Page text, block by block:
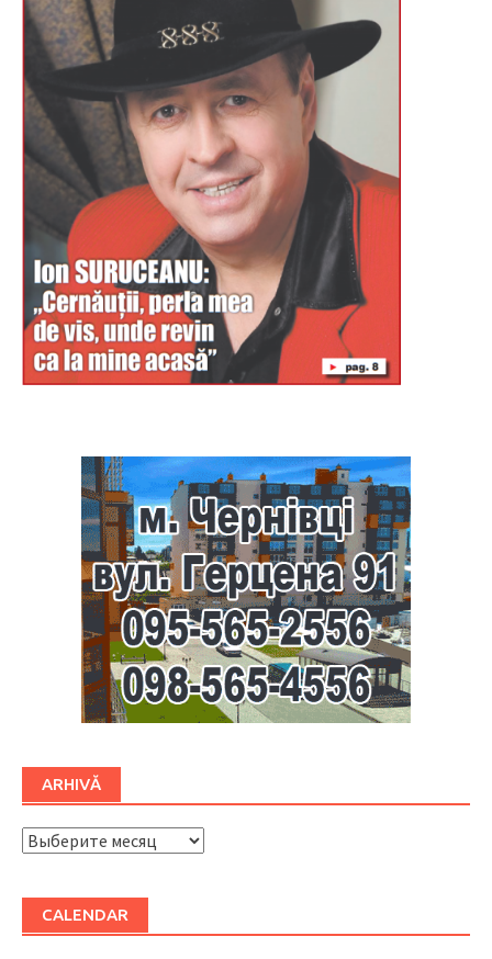
ARHIVĂ
ARHIVĂ
CALENDAR